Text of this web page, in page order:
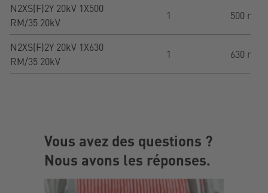
N2XS(F)2Y 20kV 1X500
RM/35 20kV
1 500 mm²
N2XS(F)2Y 20kV 1X630
RM/35 20kV
1 630 mm²
Vous avez des questions ?
Nous avons les réponses.